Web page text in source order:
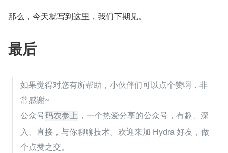
那么，今天就写到这里，我们下期见。
最后
如果觉得对您有所帮助，小伙伴们可以点个赞啊，非
常感谢~
公众号码农参上 ，一个热爱分享的公众号，有趣、深
入、直接，与你聊聊技术。欢迎来加 Hydra 好友，做
个点赞之交。